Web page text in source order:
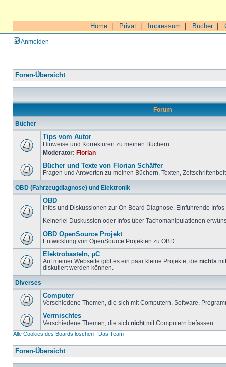
Home Privat Impressum Bücher|
Anmelden
Foren-Übersicht
Forum
Bücher
Tips vom Autor
Hinweise und Korrekturen zu meinen Büchern.
Moderator: Florian
Bücher und Texte von Florian Schäffer
Fragen und Antworten zu meinen Büchern, Texten,
OBD (Fahrzeugdiagnose) und Elektronik
OBD
Infos und Diskussionen zur On Board Diagnose. Einführende
Keinerlei Duskussion oder Infos über Tachomanipulationen
OBD OpenSource Projekt
Entwicklung von OpenSource Projekten zu OBD
Elektrobasteln, µC
Auf meiner Webseite gibt es ein paar kleine Projekte, die nichts
diskutiert werden können.
Diverses
Computer
Verschiedene Themen, die sich mit Computern, Software,
Vermischtes
Verschiedene Themen, die sich nicht mit Computern befassen.
Alle Cookies des Boards löschen | Das Team
Foren-Übersicht